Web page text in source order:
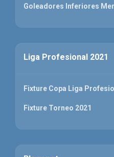
Goleadores Inferiores
Liga Profesional 2021
Fixture Copa Liga
Fixture Torneo 2021